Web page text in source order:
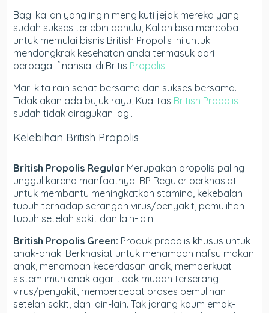
Bagi kalian yang ingin mengikuti jejak mereka yang
sudah sukses terlebih dahulu, Kalian bisa mencoba
untuk memulai bisnis British Propolis ini untuk
mendongkrak kesehatan anda termasuk dari
berbagai finansial di Britis Propolis.
Mari kita raih sehat bersama dan sukses bersama.
Tidak akan ada bujuk rayu, Kualitas British Propolis
sudah tidak diragukan lagi.
Kelebihan British Propolis
British Propolis Regular Merupakan propolis paling
unggul karena manfaatnya. BP Reguler berkhasiat
untuk membantu meningkatkan stamina, kekebalan
tubuh terhadap serangan virus/penyakit, pemulihan
tubuh setelah sakit dan lain-lain.
British Propolis Green: Produk propolis khusus untuk
anak-anak. Berkhasiat untuk menambah nafsu makan
anak, menambah kecerdasan anak, memperkuat
sistem imun anak agar tidak mudah terserang
virus/penyakit, mempercepat proses pemulihan
setelah sakit, dan lain-lain. Tak jarang kaum emak-